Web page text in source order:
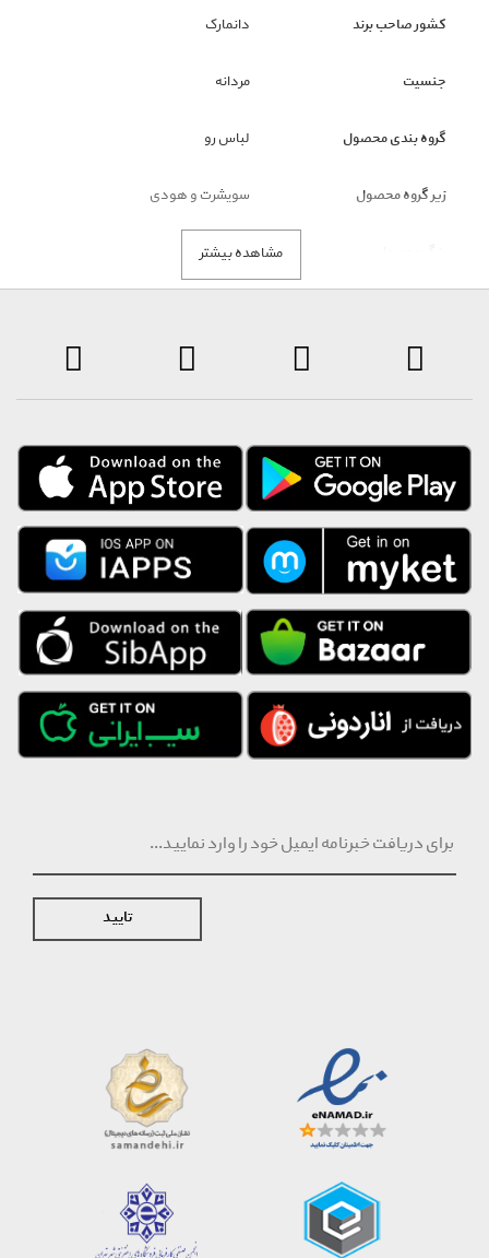
مشاهده بیشتر
کشور صاحب برند دانمارک
جنسیت مردانه
گروه بندی محصول لباس رو
زیر گروه محصول سویشرت و هودی
سیاه
با توجه به شرایط خاص تامین کننده این برند، انصراف از خرید حداکثر ظرف
مدت ۲۴ ساعت از زمان سفارش و تعویض و مرجوع تا ۲۴ ساعت پس از
دریافت محصول، امکان پذیر است. ارسال این محصول به صورت جداگانه و
از سمت تامین کننده انجام خواهد شد.
تایید